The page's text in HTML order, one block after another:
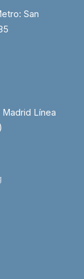
San
Línea